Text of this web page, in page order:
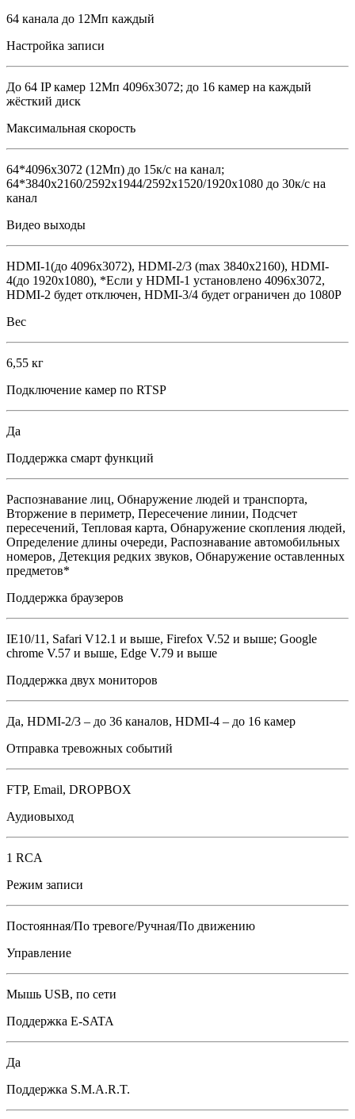
64 канала до 12Мп каждый
Настройка записи
До 64 IP камер 12Мп 4096х3072; до 16 камер на каждый
жёсткий диск
Максимальная скорость
64*4096x3072 (12Мп) до 15к/с на канал;
64*3840х2160/2592х1944/2592х1520/1920х1080 до 30к/с на
канал
Видео выходы
HDMI-1(до 4096х3072), HDMI-2/3 (max 3840х2160), HDMI-
4(до 1920х1080), *Если у HDMI-1 установлено 4096х3072,
HDMI-2 будет отключен, HDMI-3/4 будет ограничен до 1080P
Вес
6,55 кг
Подключение камер по RTSP
Да
Поддержка смарт функций
Распознавание лиц, Обнаружение людей и транспорта,
Вторжение в периметр, Пересечение линии, Подсчет
пересечений, Тепловая карта, Обнаружение скопления людей,
Определение длины очереди, Распознавание автомобильных
номеров, Детекция редких звуков, Обнаружение оставленных
предметов*
Поддержка браузеров
IE10/11, Safari V12.1 и выше, Firefox V.52 и выше; Google
chrome V.57 и выше, Edge V.79 и выше
Поддержка двух мониторов
Да, HDMI-2/3 – до 36 каналов, HDMI-4 – до 16 камер
Отправка тревожных событий
FTP, Email, DROPBOX
Аудиовыход
1 RCA
Режим записи
Постоянная/По тревоге/Ручная/По движению
Управление
Мышь USB, по сети
Поддержка E-SATA
Да
Поддержка S.M.A.R.T.